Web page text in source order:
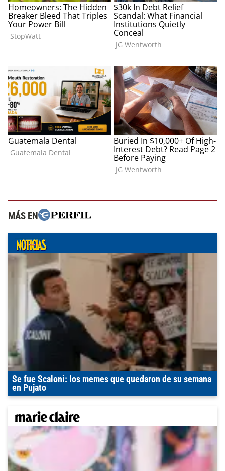
MÁS EN
Se fue Scaloni: los memes que quedaron de su semana
en Pujato